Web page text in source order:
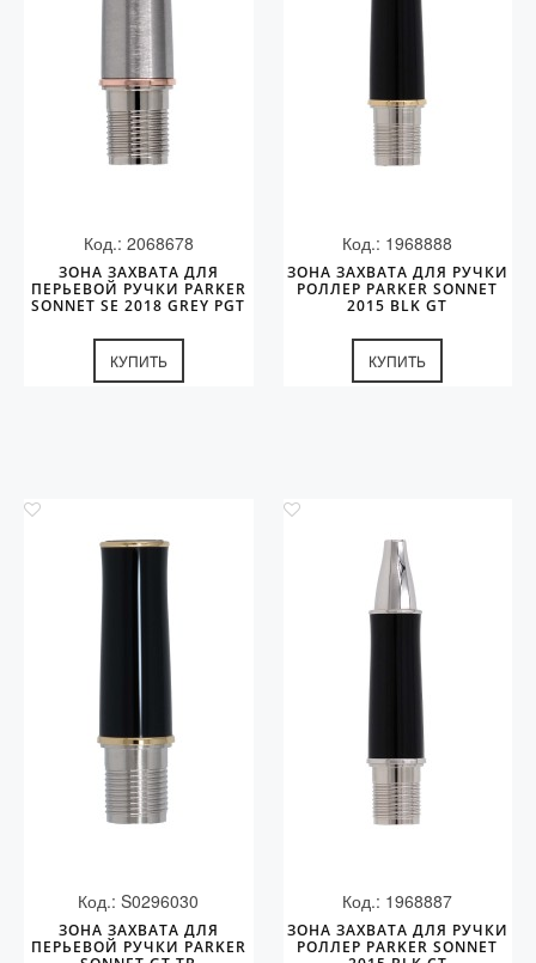
Код.: 2068678
ЗОНА ЗАХВАТА ДЛЯ
ПЕРЬЕВОЙ РУЧКИ PARKER
SONNET SE 2018 GREY PGT
КУПИТЬ
Код.: 1968888
ЗОНА ЗАХВАТА ДЛЯ РУЧКИ
РОЛЛЕР PARKER SONNET
2015 BLK GT
КУПИТЬ
Код.: S0296030
ЗОНА ЗАХВАТА ДЛЯ
ПЕРЬЕВОЙ РУЧКИ PARKER
Код.: 1968887
ЗОНА ЗАХВАТА ДЛЯ РУЧКИ
РОЛЛЕР PARKER SONNET